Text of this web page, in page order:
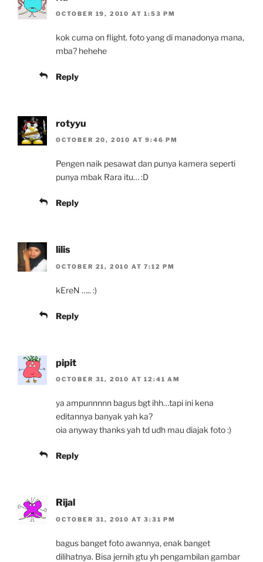
OCTOBER 19, 2010 AT 1:53 PM
kok cuma on flight. foto yang di manadonya mana,
mba? hehehe
Reply
rotyyu
OCTOBER 20, 2010 AT 9:46 PM
Pengen naik pesawat dan punya kamera seperti
punya mbak Rara itu… :D
Reply
lilis
OCTOBER 21, 2010 AT 7:12 PM
kEreN ….. :)
Reply
pipit
OCTOBER 31, 2010 AT 12:41 AM
ya ampunnnnn bagus bgt ihh…tapi ini kena
editannya banyak yah ka?
oia anyway thanks yah td udh mau diajak foto :)
Reply
Rijal
OCTOBER 31, 2010 AT 3:31 PM
bagus banget foto awannya, enak banget
dilihatnya. Bisa jernih gtu yh pengambilan gambar